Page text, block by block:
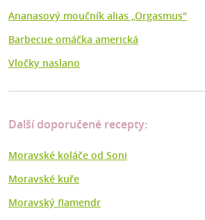
Ananasový moučník alias „Orgasmus"
Barbecue omáčka americká
Vločky naslano
Další doporučené recepty:
Moravské koláče od Soni
Moravské kuře
Moravský flamendr